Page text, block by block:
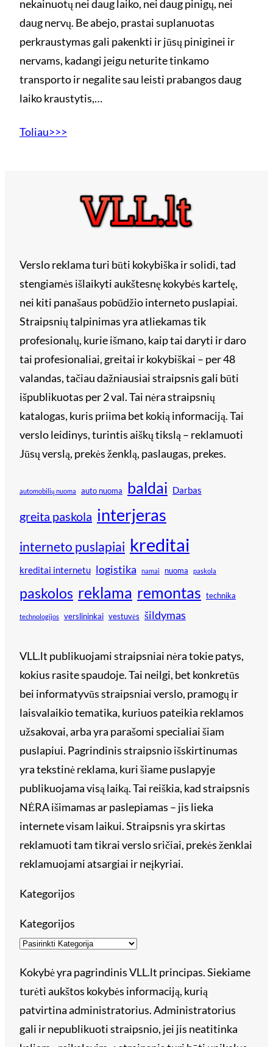
nekainuotų nei daug laiko, nei daug pinigų, nei
daug nervų. Be abejo, prastai suplanuotas
perkraustymas gali pakenkti ir jūsų piniginei ir
nervams, kadangi jeigu neturite tinkamo
transporto ir negalite sau leisti prabangos daug
laiko kraustytis,…
Toliau>>>
Verslo reklama turi būti kokybiška ir solidi, tad
stengiamės išlaikyti aukštesnę kokybės kartelę,
nei kiti panašaus pobūdžio interneto puslapiai.
Straipsnių talpinimas yra atliekamas tik
profesionalų, kurie išmano, kaip tai daryti ir daro
tai profesionaliai, greitai ir kokybiškai – per 48
valandas, tačiau dažniausiai straipsnis gali būti
išpublikuotas per 2 val. Tai nėra straipsnių
katalogas, kuris priima bet kokią informaciją. Tai
verslo leidinys, turintis aiškų tikslą – reklamuoti
Jūsų verslą, prekės ženklą, paslaugas, prekes.
automobilių nuoma auto nuoma baldai Darbas
greita paskola interjeras
interneto puslapiai kreditai
kreditai internetu logistika namai nuoma paskola
paskolos reklama remontas technika
technologijos verslininkai vestuvės šildymas
VLL.lt publikuojami straipsniai nėra tokie patys,
kokius rasite spaudoje. Tai neilgi, bet konkretūs
bei informatyvūs straipsniai verslo, pramogų ir
laisvalaikio tematika, kuriuos pateikia reklamos
užsakovai, arba yra parašomi specialiai šiam
puslapiui. Pagrindinis straipsnio išskirtinumas
yra tekstinė reklama, kuri šiame puslapyje
publikuojama visą laiką. Tai reiškia, kad straipsnis
NĖRA išimamas ar paslepiamas – jis lieka
internete visam laikui. Straipsnis yra skirtas
reklamuoti tam tikrai verslo sričiai, prekės ženklai
reklamuojami atsargiai ir neįkyriai.
Kategorijos
Kategorijos
Kokybė yra pagrindinis VLL.lt principas. Siekiame
turėti aukštos kokybės informaciją, kurią
patvirtina administratorius. Administratorius
gali ir nepublikuoti straipsnio, jei jis neatitinka